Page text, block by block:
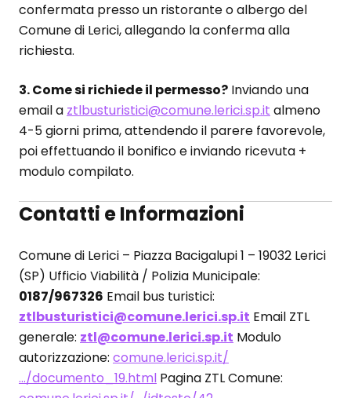
confermata presso un ristorante o albergo del
Comune di Lerici, allegando la conferma alla
richiesta.
3. Come si richiede il permesso? Inviando una
email a ztlbusturistici@comune.lerici.sp.it almeno
4-5 giorni prima, attendendo il parere favorevole,
poi effettuando il bonifico e inviando ricevuta +
modulo compilato.
Contatti e Informazioni
Comune di Lerici – Piazza Bacigalupi 1 – 19032 Lerici
(SP) Ufficio Viabilità / Polizia Municipale:
0187/967326 Email bus turistici:
ztlbusturistici@comune.lerici.sp.it Email ZTL
generale: ztl@comune.lerici.sp.it Modulo
autorizzazione: comune.lerici.sp.it/
…/documento_19.html Pagina ZTL Comune: